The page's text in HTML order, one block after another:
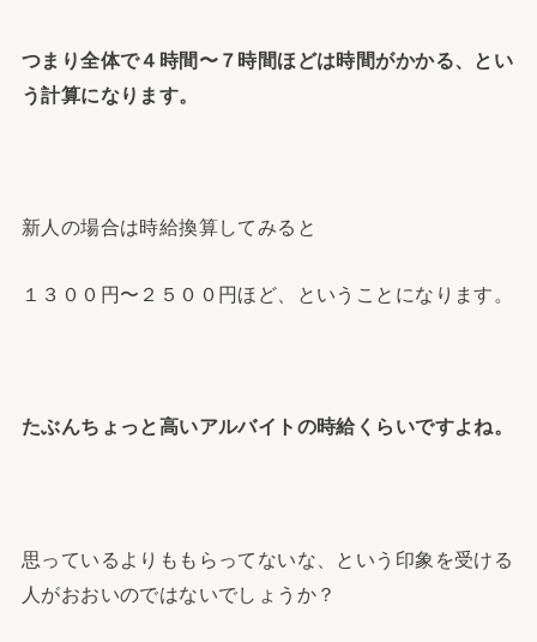
つまり全体で４時間〜７時間ほどは時間がかかる、とい
う計算になります。
新人の場合は時給換算してみると
１３００円〜２５００円ほど、ということになります。
たぶんちょっと高いアルバイトの時給くらいですよね。
思っているよりももらってないな、という印象を受ける
人がおおいのではないでしょうか？